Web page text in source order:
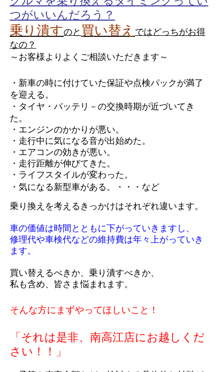
つがいいんだろう？
乗り潰すのと 買い替え ではどっちがお得
なの？
～お客様よりよくご相談いただきます～
・新車の時に付けていた保証や点検パックが満了
を迎える。
・タイヤ・バッテリ－の交換時期が近づいてき
た。
・エンジンのかかりが悪い。
・走行中に気になる音が出始めた。
・エアコンの効きが悪い。
・走行距離が伸びてきた。
・ライフスタイルが変わった。
・気になる新型車がある。
・・・など
乗り換えを考えるきっかけはそれぞれ違います。
車の価値は時間とともに下がっていきますし、
修理代や車検代などの維持費は年々上がっていき
ます。
買い替えるべきか、乗り潰すべきか、
私も含め、皆さま悩まれます。
そんな方にまずやってほしいこと！
「それは是非、南高江店にお越しくだ
さい！！」